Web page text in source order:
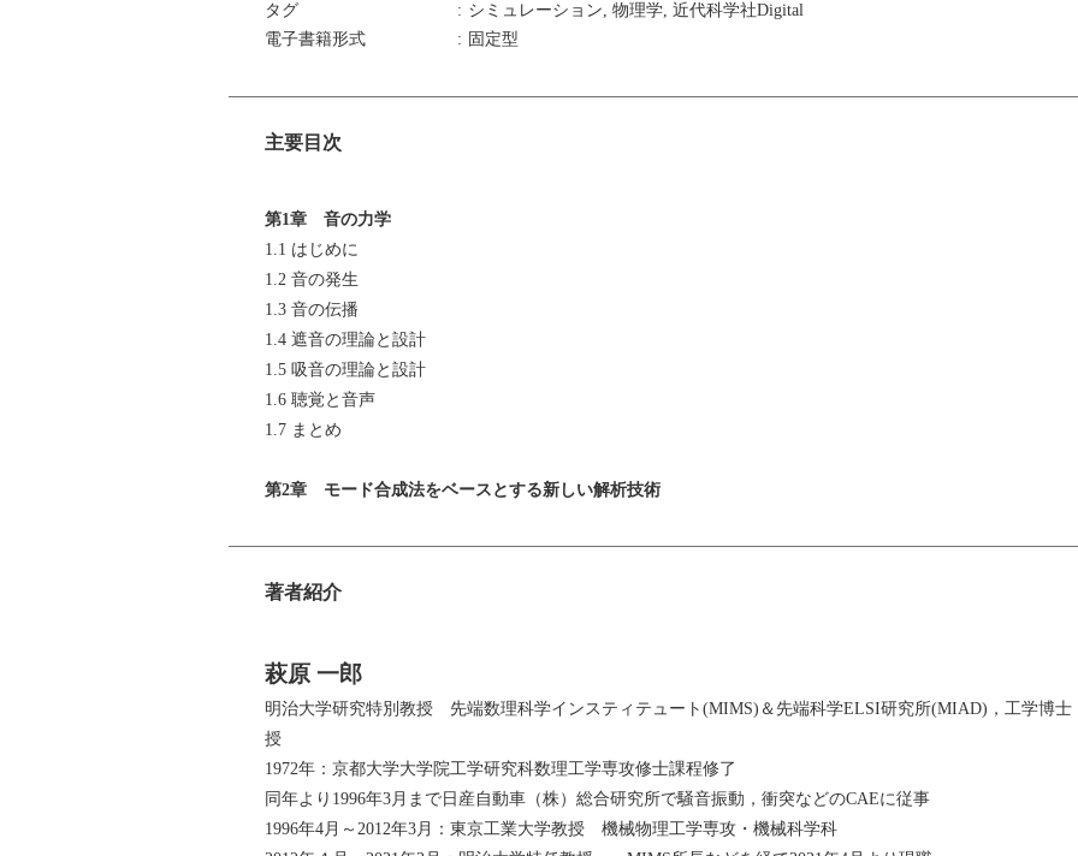
タグ
シミュレーション, 物理学, 近代科学社Digital
電子書籍形式
固定型
主要目次
第1章 音の力学
1.1 はじめに
1.2 音の発生
1.3 音の伝播
1.4 遮音の理論と設計
1.5 吸音の理論と設計
1.6 聴覚と音声
1.7 まとめ
第2章 モード合成法をベースとする新しい解析技術
2.2 構造-音場連成系の数理
2.3 連成系におけるモード合成法の表現
2.6 連成系における区分モード合成法
2.7 まとめ
第3章 固有周波数を操る
3.1 はじめに
3.2 補正付摂動法
3.3 複数の固有周波数を高速・高精度に制御するインタラクティブエネルギー密度移相変更法
著者紹介
萩原 一郎
明治大学研究特別教授 先端数理科学インスティテュート(MIMS)＆先端科学ELSI研究所(MIAD)，工学博士
授
1972年：京都大学大学院工学研究科数理工学専攻修士課程修了
同年より1996年3月まで日産自動車（株）総合研究所で騒音振動，衝突などのCAEに従事
1996年4月～2012年3月：東京工業大学教授 機械物理工学専攻・機械科学科